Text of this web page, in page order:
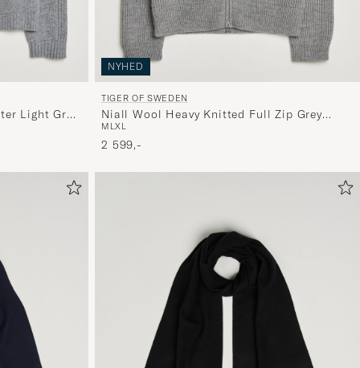
Light Grey
NYHED
TIGER OF SWEDEN
Niall Wool Heavy Knitted Full Zip Grey
Melange
M LXL
2 599,-